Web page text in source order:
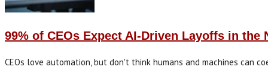
99% of CEOs Expect AI-Driven Layoffs in the
CEOs love automation, but don't think humans and machines can